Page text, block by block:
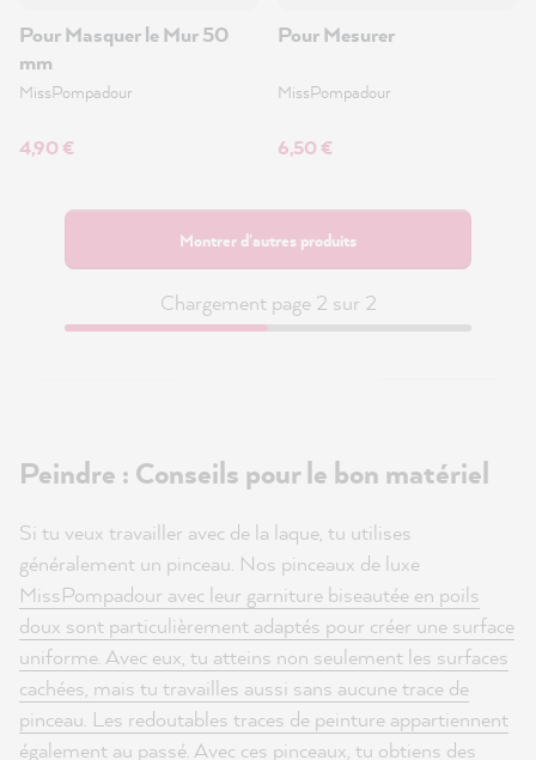
Pour Masquer le Mur 50
mm
MissPompadour
4,90 €
Pour Mesurer
MissPompadour
6,50 €
Montrer d'autres produits
Chargement page 2 sur 2
Peindre : Conseils pour le bon matériel
Si tu veux travailler avec de la laque, tu utilises
généralement un pinceau. Nos pinceaux de luxe
MissPompadour avec leur garniture biseautée en poils
doux sont particulièrement adaptés pour créer une surface
uniforme. Avec eux, tu atteins non seulement les surfaces
cachées, mais tu travailles aussi sans aucune trace de
pinceau. Les redoutables traces de peinture appartiennent
également au passé. Avec ces pinceaux, tu obtiens des